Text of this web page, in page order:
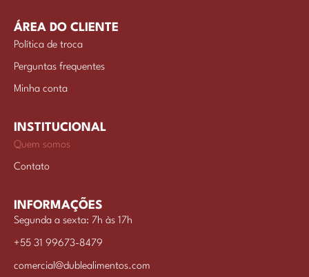
ÁREA DO CLIENTE
Política de troca
Perguntas frequentes
Minha conta
INSTITUCIONAL
Quem somos
Contato
INFORMAÇÕES
Segunda a sexta: 7h às 17h
+55 31 99673-8479
comercial@dublealimentos.com